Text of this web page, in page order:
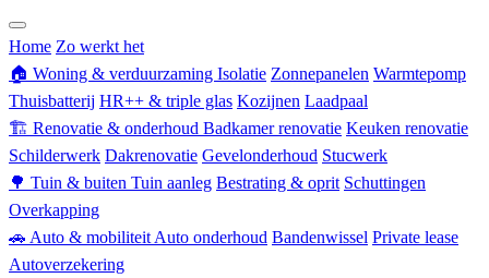
Home Zo werkt het
🏠 Woning & verduurzaming Isolatie Zonnepanelen Warmtepomp
Thuisbatterij HR++ & triple glas Kozijnen Laadpaal
🏗 Renovatie & onderhoud Badkamer renovatie Keuken renovatie
Schilderwerk Dakrenovatie Gevelonderhoud Stucwerk
🌳 Tuin & buiten Tuin aanleg Bestrating & oprit Schuttingen
Overkapping
🚗 Auto & mobiliteit Auto onderhoud Bandenwissel Private lease
Autoverzekering